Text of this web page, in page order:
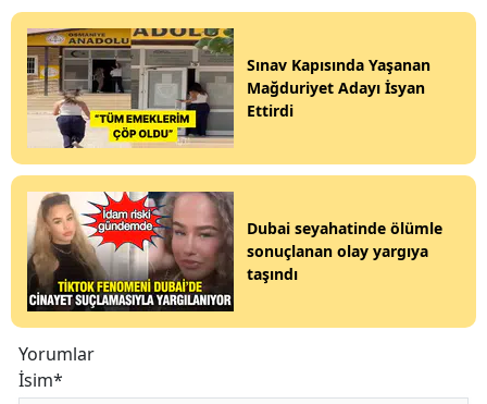
Sınav Kapısında Yaşanan
Mağduriyet Adayı İsyan
Ettirdi
Dubai seyahatinde ölümle
sonuçlanan olay yargıya
taşındı
Yorumlar
İsim*